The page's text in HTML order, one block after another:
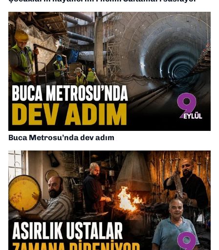
Buca Metrosu’nda dev adım